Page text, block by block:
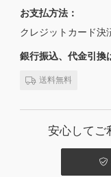
お支払方法：
クレジットカード決
銀行振込、代金引換
送料無料
安心してご